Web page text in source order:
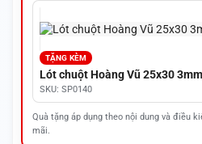
TẶNG KÈM
Lót chuột Hoàng Vũ 25x30
SKU: SP0140
Quà tặng áp dụng theo nội dung và điều
mãi.